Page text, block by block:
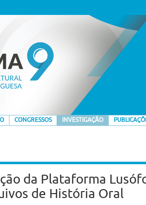
CONGRESSOS INVESTIGAÇÃO
da Plataforma
de História Oral